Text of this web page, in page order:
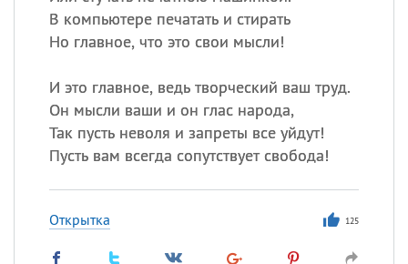
В компьютере печатать и стирать
Но главное, что это свои мысли!
И это главное, ведь творческий ваш труд.
Он мысли ваши и он глас народа,
Так пусть неволя и запреты все уйдут!
Пусть вам всегда сопутствует свобода!
Открытка 125